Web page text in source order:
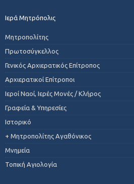
Ιερά Μητρόπολις
Μητροπολίτης
Πρωτοσύγκελλος
Γενικός Αρχιερατικός Επίτροπος
Αρχιερατικοί Επίτροποι
Ιεροί Ναοί, Ιερές Μονές / Κλήρος
Γραφεία & Υπηρεσίες
Ιστορικό
+ Μητροπολίτης Αγαθόνικος
Μνημεία
Τοπική Αγιολογία